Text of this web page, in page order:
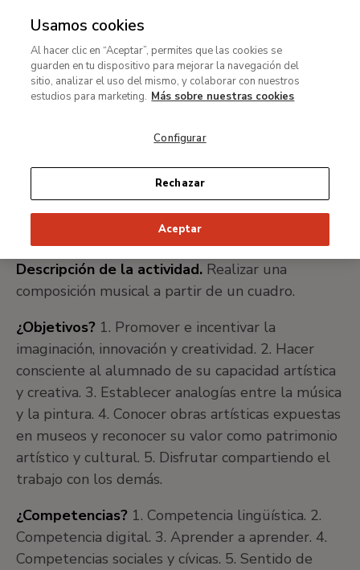
MENÚ
contenido
principal
Partitura de colores
Por Ana Salado de la Torre
Descripción de la actividad. Realizar una
composición musical a partir de un cuadro.
¿Objetivos? 1. Promover e incentivar la
imaginación, innovación y creatividad. 2. Hacer
consciente al alumnado de su capacidad artística
y creativa. 3. Establecer analogías entre la música
y la pintura. 4. Conocer obras artísticas expuestas
en museos y reconocer su valor como patrimonio
artístico y cultural. 5. Disfrutar compartiendo el
trabajo con los demás.
¿Competencias? 1. Competencia lingüística. 2.
Competencia digital. 3. Aprender a aprender. 4.
Competencias sociales y cívicas. 5. Sentido de
Usamos cookies
Al hacer clic en “Aceptar”, permites que las cookies se
guarden en tu dispositivo para mejorar la navegación del
sitio, analizar el uso del mismo, y colaborar con nuestros
estudios para marketing. Más sobre nuestras cookies
Configurar
Rechazar
Aceptar